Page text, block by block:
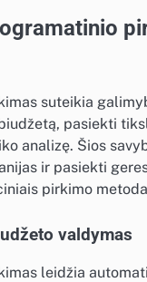
suteikia
pasiekti
analizę. Šios
ir pasiekti
pirkimo
valdymas
leidžia